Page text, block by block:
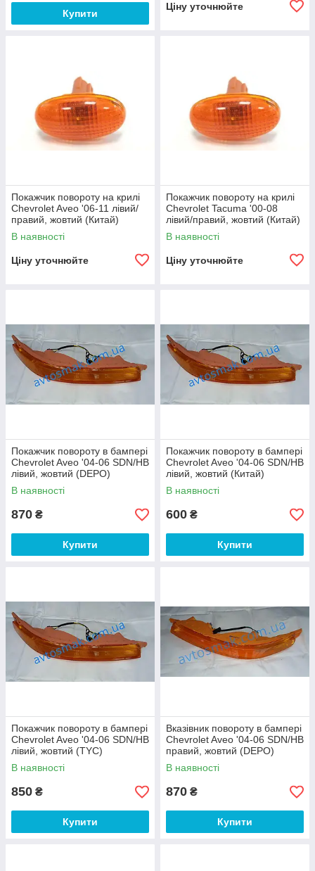
Купити
Ціну уточнюйте
Покажчик повороту на крилі
Chevrolet Aveo '06-11 лівий/
правий, жовтий (Китай)
В наявності
Ціну уточнюйте
Покажчик повороту на крилі
Chevrolet Tacuma '00-08
лівий/правий, жовтий (Китай)
В наявності
Ціну уточнюйте
Покажчик повороту в бампері
Chevrolet Aveo '04-06 SDN/HB
лівий, жовтий (DEPO)
В наявності
870 ₴
Купити
Покажчик повороту в бампері
Chevrolet Aveo '04-06 SDN/HB
лівий, жовтий (Китай)
В наявності
600 ₴
Купити
Покажчик повороту в бампері
Chevrolet Aveo '04-06 SDN/HB
лівий, жовтий (TYC)
В наявності
850 ₴
Купити
Вказівник повороту в бампері
Chevrolet Aveo '04-06 SDN/HB
правий, жовтий (DEPO)
В наявності
870 ₴
Купити